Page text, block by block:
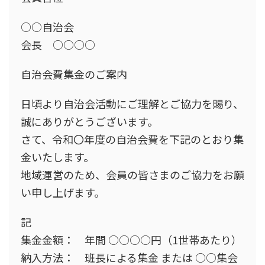
○○自治会
会長 ○○○○
自治会費集金のご案内
日頃より自治会活動にご理解とご協力を賜り、
誠にありがとうございます。
さて、令和〇年度の自治会費を下記のとおり集
金いたします。
地域運営のため、会員の皆さまのご協力をお願
い申し上げます。
記
集金金額： 年間 ○○○○円（1世帯あたり）
納入方法： 班長による集金 または ○○集会